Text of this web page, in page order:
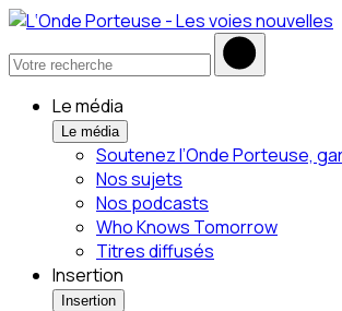
Le média
Le média
Soutenez l’Onde Porteuse,
Nos sujets
Nos podcasts
Who Knows Tomorrow
Titres diffusés
Insertion
Insertion